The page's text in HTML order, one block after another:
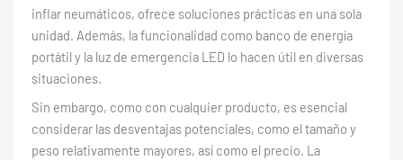
inflar neumáticos, ofrece soluciones prácticas en una sola
unidad. Además, la funcionalidad como banco de energía
portátil y la luz de emergencia LED lo hacen útil en diversas
situaciones.
Sin embargo, como con cualquier producto, es esencial
considerar las desventajas potenciales, como el tamaño y
peso relativamente mayores, así como el precio. La